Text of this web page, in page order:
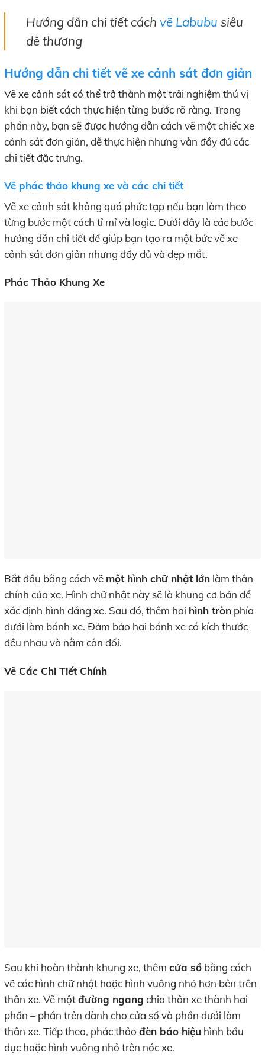
Hướng dẫn chi tiết cách vẽ Labubu siêu
dễ thương
Hướng dẫn chi tiết vẽ xe cảnh sát đơn giản
Vẽ xe cảnh sát có thể trở thành một trải nghiệm thú vị
khi bạn biết cách thực hiện từng bước rõ ràng. Trong
phần này, bạn sẽ được hướng dẫn cách vẽ một chiếc xe
cảnh sát đơn giản, dễ thực hiện nhưng vẫn đầy đủ các
chi tiết đặc trưng.
Vẽ phác thảo khung xe và các chi tiết
Vẽ xe cảnh sát không quá phức tạp nếu bạn làm theo
từng bước một cách tỉ mỉ và logic. Dưới đây là các bước
hướng dẫn chi tiết để giúp bạn tạo ra một bức vẽ xe
cảnh sát đơn giản nhưng đầy đủ và đẹp mắt.
Phác Thảo Khung Xe
Bắt đầu bằng cách vẽ một hình chữ nhật lớn làm thân
chính của xe. Hình chữ nhật này sẽ là khung cơ bản để
xác định hình dáng xe. Sau đó, thêm hai hình tròn phía
dưới làm bánh xe. Đảm bảo hai bánh xe có kích thước
đều nhau và nằm cân đối.
Vẽ Các Chi Tiết Chính
Sau khi hoàn thành khung xe, thêm cửa sổ bằng cách
vẽ các hình chữ nhật hoặc hình vuông nhỏ hơn bên trên
thân xe. Vẽ mộtđường ngang chia thân xe thành hai
phần – phần trên dành cho cửa sổ và phần dưới làm
thân xe. Tiếp theo, phác thảo đèn báo hiệu hình bầu
dục hoặc hình vuông nhỏ trên nóc xe.